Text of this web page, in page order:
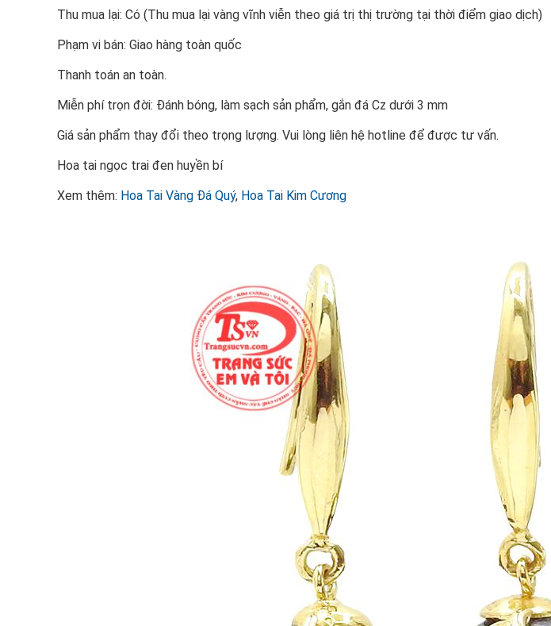
Thu mua lại: Có (Thu mua lại vàng vĩnh viễn theo giá trị thị trường tại thời điểm giao dịch)
Phạm vi bán: Giao hàng toàn quốc
Thanh toán an toàn.
Miễn phí trọn đời: Đánh bóng, làm sạch sản phẩm, gắn đá Cz dưới 3 mm
Giá sản phẩm thay đổi theo trọng lượng. Vui lòng liên hệ hotline để được tư vấn.
Hoa tai ngọc trai đen huyền bí
Xem thêm: Hoa Tai Vàng Đá Quý, Hoa Tai Kim Cương